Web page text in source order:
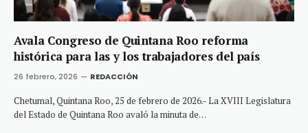
Avala Congreso de Quintana Roo reforma
histórica para las y los trabajadores del país
26 febrero, 2026 REDACCIÓN
Chetumal, Quintana Roo, 25 de febrero de 2026.- La XVIII Legislatura
del Estado de Quintana Roo avaló la minuta de…